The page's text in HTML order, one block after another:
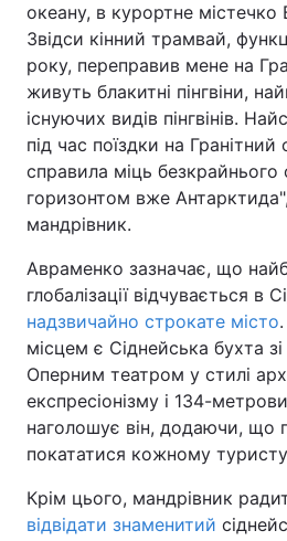
океану, в курортне містечко
Звідси кінний трамвай,
року, переправив мене на
живуть блакитні пінгвіни,
існуючих видів пінгвінів.
під час поїздки на
справила міць безкрайнього
горизонтом вже
мандрівник.
Авраменко зазначає, що
глобалізації відчувається в
надзвичайно строкате місто
місцем є Сіднейська бухта
Оперним театром у стилі
експресіонізму і 134-
наголошує він, додаючи, що
покататися кожному
Крім цього, мандрівник
відвідати знаменитий